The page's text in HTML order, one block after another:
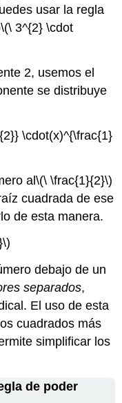
usar la regla
\(\ 3^{2} \cdot
2, usemos el
se distribuye
\cdot(x)^{\frac{1}
al\(\ \frac{1}{2}\)
cuadrada de ese
de esta manera.
debajo de un
separados,
El uso de esta
cuadrados más
simplificar los
de poder